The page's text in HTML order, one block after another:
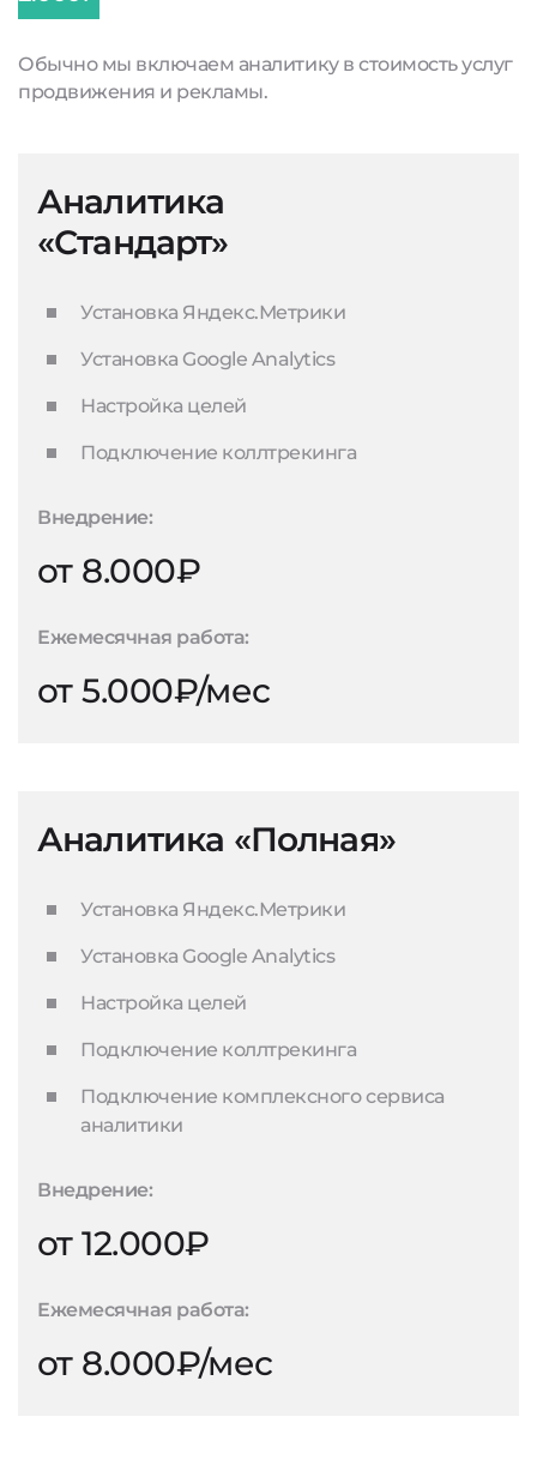
Обычно мы включаем аналитику в стоимость услуг
продвижения и рекламы.
Аналитика
«Стандарт»
Установка Яндекс.Метрики
Установка Google Analytics
Настройка целей
Подключение коллтрекинга
Внедрение:
от 8.000₽
Ежемесячная работа:
от 5.000₽/мес
Аналитика «Полная»
Установка Яндекс.Метрики
Установка Google Analytics
Настройка целей
Подключение коллтрекинга
Подключение комплексного сервиса
аналитики
Внедрение:
от 12.000₽
Ежемесячная работа:
от 8.000₽/мес